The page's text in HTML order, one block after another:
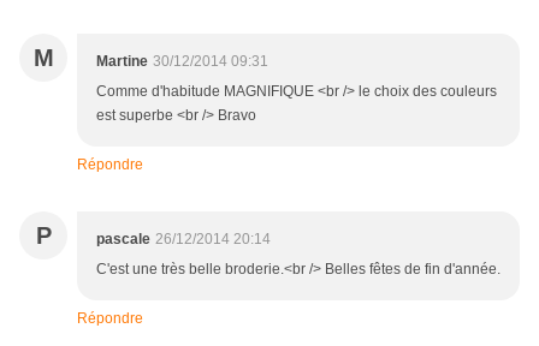
M Martine 30/12/2014 09:31
Comme d'habitude MAGNIFIQUE <br /> le choix des couleurs
est superbe <br /> Bravo
Répondre
P pascale 26/12/2014 20:14
C'est une très belle broderie.<br /> Belles fêtes de fin d'année.
Répondre